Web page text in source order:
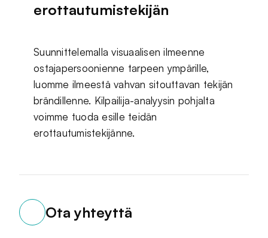
erottautumistekijän
Suunnittelemalla visuaalisen ilmeenne
ostajapersoonienne tarpeen ympärille,
luomme ilmeestä vahvan sitouttavan tekijän
brändillenne. Kilpailija-analyysin pohjalta
voimme tuoda esille teidän
erottautumistekijänne.
Ota yhteyttä